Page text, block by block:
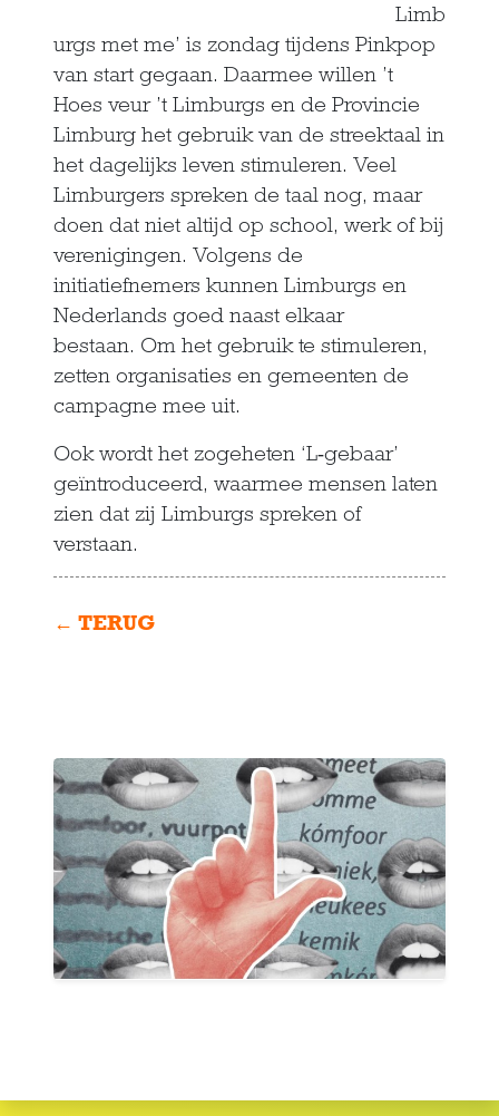
Limb
urgs met me’ is zondag tijdens Pinkpop
van start gegaan. Daarmee willen ’t
Hoes veur ’t Limburgs en de Provincie
Limburg het gebruik van de streektaal in
het dagelijks leven stimuleren. Veel
Limburgers spreken de taal nog, maar
doen dat niet altijd op school, werk of bij
verenigingen. Volgens de
initiatiefnemers kunnen Limburgs en
Nederlands goed naast elkaar
bestaan. Om het gebruik te stimuleren,
zetten organisaties en gemeenten de
campagne mee uit.
Ook wordt het zogeheten ‘L‑gebaar’
geïntroduceerd, waarmee mensen laten
zien dat zij Limburgs spreken of
verstaan.
← TERUG